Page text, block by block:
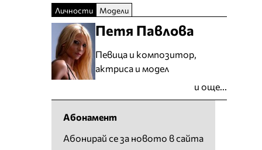
Личности Модели
Петя Павлова
Певица и композитор,
актриса и модел
и още...
Абонамент
Абонирай се за новото в сайта